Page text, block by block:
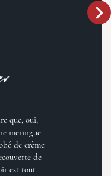
que, oui,
meringue
de crème
de
est tout